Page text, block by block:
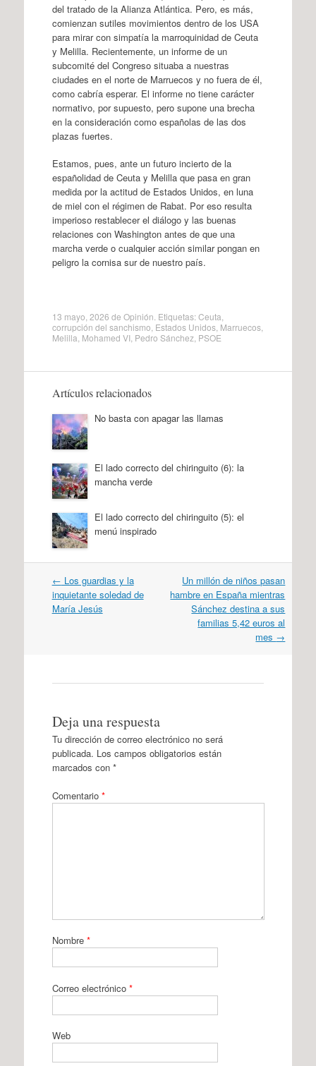
del tratado de la Alianza Atlántica. Pero, es más,
comienzan sutiles movimientos dentro de los USA
para mirar con simpatía la marroquinidad de Ceuta
y Melilla. Recientemente, un informe de un
subcomité del Congreso situaba a nuestras
ciudades en el norte de Marruecos y no fuera de él,
como cabría esperar. El informe no tiene carácter
normativo, por supuesto, pero supone una brecha
en la consideración como españolas de las dos
plazas fuertes.
Estamos, pues, ante un futuro incierto de la
españolidad de Ceuta y Melilla que pasa en gran
medida por la actitud de Estados Unidos, en luna
de miel con el régimen de Rabat. Por eso resulta
imperioso restablecer el diálogo y las buenas
relaciones con Washington antes de que una
marcha verde o cualquier acción similar pongan en
peligro la cornisa sur de nuestro país.
13 mayo, 2026 de Opinión . Etiquetas:Ceuta
corrupción del sanchismo Estados Unidos, Marruecos,
Melilla Mohamed VI, Pedro Sánchez, PSOE
Artículos relacionados
No basta con apagar las llamas
El lado correcto del chiringuito (6): la
mancha verde
El lado correcto del chiringuito (5): el
menú inspirado
Navegación
por
artículos
← Los guardias y la
inquietante soledad de
María Jesús
Un millón de niños pasan
hambre en España mientras
Sánchez destina a sus
familias 5,42 euros al
mes →
Deja una respuesta
Tu dirección de correo electrónico no será
publicada. Los campos obligatorios están
marcados con *
Comentario *
Nombre *
Correo electrónico *
Web